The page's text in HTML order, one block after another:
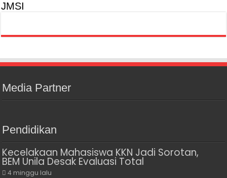
JMSI
Media Partner
Pendidikan
Kecelakaan Mahasiswa KKN Jadi Sorotan,
BEM Unila Desak Evaluasi Total
4 minggu lalu